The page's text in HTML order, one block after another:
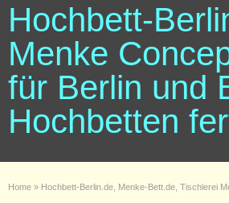
Hochbett-
Menke
für Berlin und
Hochbetten
Home » Hochbett-Berlin.de, Menke-Bett.de, Tischlerei